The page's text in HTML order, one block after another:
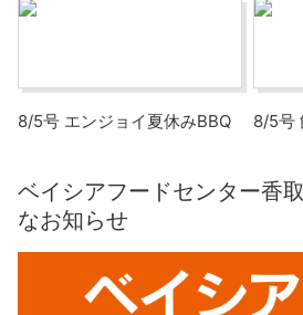
8/5号 エンジョイ夏休みBBQ 8/5号
ベイシアフードセンター香
なお知らせ